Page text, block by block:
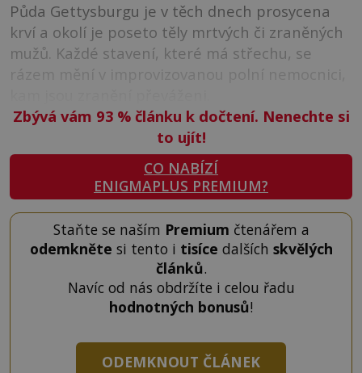
Půda Gettysburgu je v těch dnech prosycena
krví a okolí je poseto těly mrtvých či zraněných
mužů. Každé stavení, které má střechu, se
rázem mění v improvizovanou polní nemocnici,
Zbývá vám 93 %článku k dočtení. Nenechte si
to ujít!
CO NABÍZÍ
ENIGMAPLUS PREMIUM?
Staňte se naším Premium čtenářem a
odemkněte si tento i tisíce dalších skvělých
článků.
Navíc od nás obdržíte i celou řadu
hodnotných bonusů!
ODEMKNOUT ČLÁNEK